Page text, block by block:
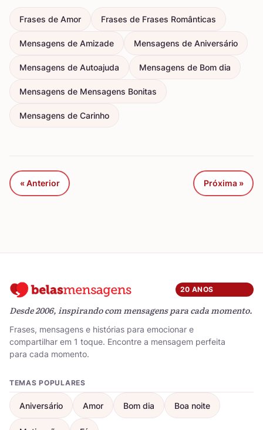
Frases de Amor Frases de Frases Românticas
Mensagens de Amizade Mensagens de Aniversário
Mensagens de Autoajuda Mensagens de Bom dia
Mensagens de Mensagens Bonitas
Mensagens de Carinho
« Anterior Próxima »
20 ANOS
Desde 2006, inspirando com mensagens para cada momento.
Frases, mensagens e histórias para emocionar e
compartilhar em 1 toque. Encontre a mensagem perfeita
para cada momento.
TEMAS POPULARES
Aniversário Amor Bom dia Boa noite